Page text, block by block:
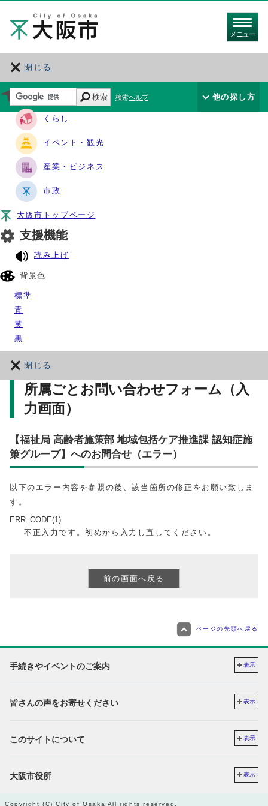
メニュー
閉じる
サイト・ナビ
くらし
イベント・観光
産業・ビジネス
市政
大阪市トップページ
支援機能
読み上げ
背景色
標準
青
黄
黒
閉じる
検索 検索ヘルプ 他の探し方
所属ごとお問い合わせフォーム（入
力画面）
【福祉局 高齢者施策部 地域包括ケア推進課 認知症施
策グループ】へのお問合せ（エラー）
以下のエラー内容を参照の後、該当箇所の修正をお願い致しま
す。
ERR_CODE(1)
不正入力です。初めから入力し直してください。
ページの先頭へ戻る
手続きやイベントのご案内 表示
皆さんの声をお寄せください 表示
このサイトについて 表示
大阪市役所 表示
Copyright (C) City of Osaka All rights reserved.